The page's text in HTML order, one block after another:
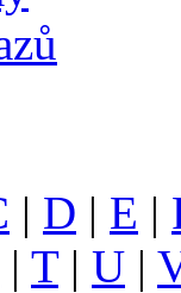
| D | E |
| T| U |